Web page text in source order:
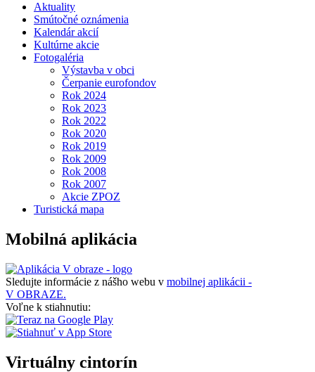
Aktuality
Smútočné oznámenia
Kalendár akcií
Kultúrne akcie
Fotogaléria
Výstavba v obci
Čerpanie eurofondov
Rok 2024
Rok 2023
Rok 2022
Rok 2020
Rok 2019
Rok 2009
Rok 2008
Rok 2007
Akcie ZPOZ
Turistická mapa
Mobilná aplikácia
Sledujte informácie z nášho webu v mobilnej aplikácii -
V OBRAZE.
Voľne k stiahnutiu:
Virtuálny cintorín